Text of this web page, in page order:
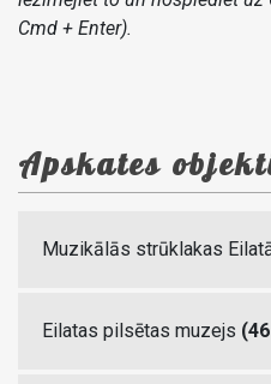
Cmd + Enter).
Apskates
Muzikālās strūklakas
Eilatas pilsētas muzejs